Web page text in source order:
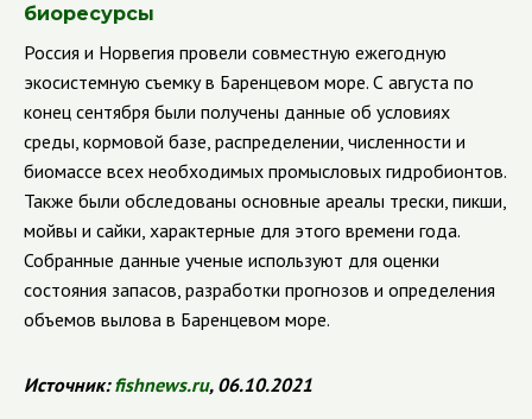
биоресурсы
Россия и Норвегия провели совместную ежегодную
экосистемную съемку в Баренцевом море. С августа по
конец сентября были получены данные об условиях
среды, кормовой базе, распределении, численности и
биомассе всех необходимых промысловых гидробионтов.
Также были обследованы основные ареалы трески, пикши,
мойвы и сайки, характерные для этого времени года.
Собранные данные ученые используют для оценки
состояния запасов, разработки прогнозов и определения
объемов вылова в Баренцевом море.
Источник:fishnews.ru, 06.10.2021